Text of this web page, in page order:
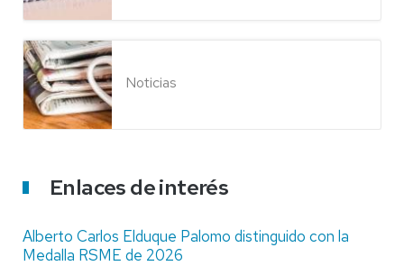
Noticias
Enlaces de interés
Alberto Carlos Elduque Palomo distinguido con la
Medalla RSME de 2026